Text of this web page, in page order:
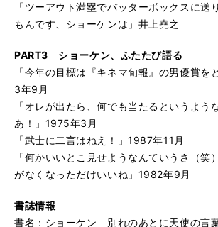
「ツーアウト満塁でバッターボックスに送
もんです、ショーケンは」井上堯之
PART3 ショーケン、ふたたび語る
「今年の目標は『キネマ旬報』の男優賞を
3年9月
「オレが出たら、何でも当たるというよう
あ！」1975年3月
「武士に二言はねえ！」1987年11月
「何かいいとこ見せようなんていうさ（笑
がなくなっただけいいね」1982年9月
書誌情報
書名：ショーケン 別れのあとに天使の言